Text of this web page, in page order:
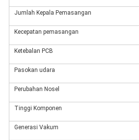
Jumlah Kepala Pemasangan
Kecepatan pemasangan
Ketebalan PCB
Pasokan udara
Perubahan Nosel
Tinggi Komponen
Generasi Vakum